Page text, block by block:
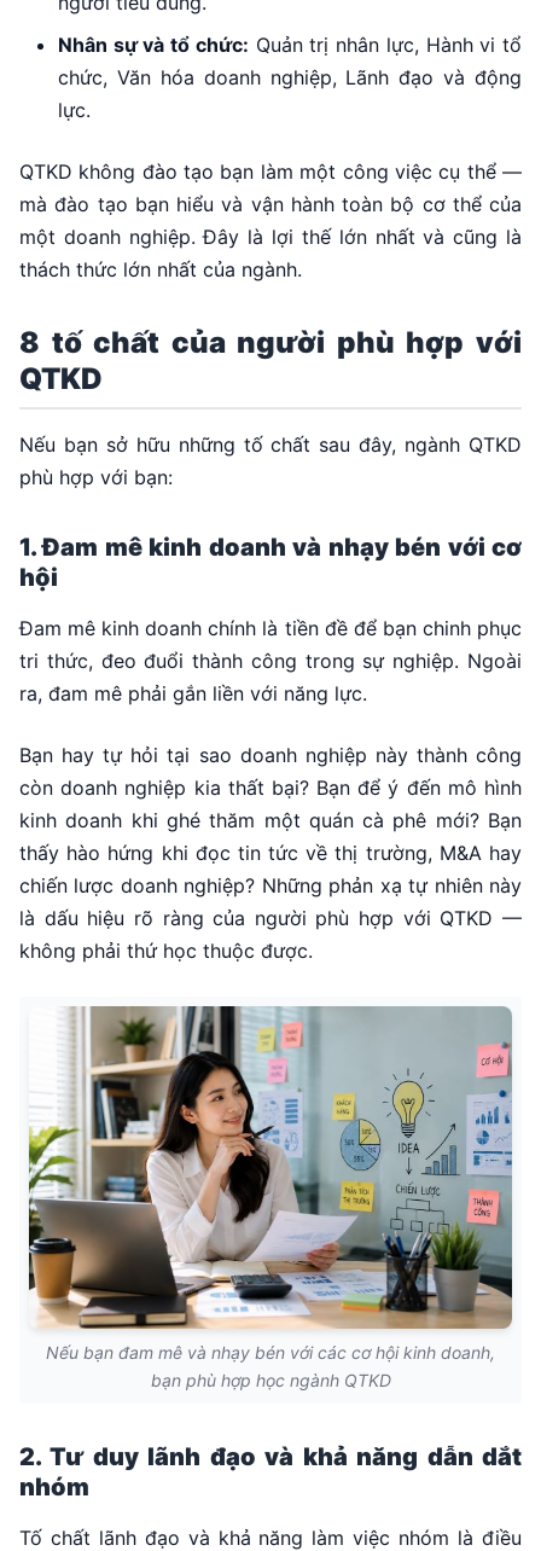
Nhân sự và tổ chức: Quản trị nhân lực, Hành vi tổ
chức, Văn hóa doanh nghiệp, Lãnh đạo và động
lực.
QTKD không đào tạo bạn làm một công việc cụ thể —
mà đào tạo bạn hiểu và vận hành toàn bộ cơ thể của
một doanh nghiệp. Đây là lợi thế lớn nhất và cũng là
thách thức lớn nhất của ngành.
8 tố chất của người phù hợp với
QTKD
Nếu bạn sở hữu những tố chất sau đây, ngành QTKD
phù hợp với bạn:
1. Đam mê kinh doanh và nhạy bén với cơ
hội
Đam mê kinh doanh chính là tiền đề để bạn chinh phục
tri thức, đeo đuổi thành công trong sự nghiệp. Ngoài
ra, đam mê phải gắn liền với năng lực.
Bạn hay tự hỏi tại sao doanh nghiệp này thành công
còn doanh nghiệp kia thất bại? Bạn để ý đến mô hình
kinh doanh khi ghé thăm một quán cà phê mới? Bạn
thấy hào hứng khi đọc tin tức về thị trường, M&A hay
chiến lược doanh nghiệp? Những phản xạ tự nhiên này
là dấu hiệu rõ ràng của người phù hợp với QTKD —
không phải thứ học thuộc được.
Nếu bạn đam mê và nhạy bén với các cơ hội kinh doanh,
bạn phù hợp học ngành QTKD
2. Tư duy lãnh đạo và khả năng dẫn dắt
nhóm
Tố chất lãnh đạo và khả năng làm việc nhóm là điều